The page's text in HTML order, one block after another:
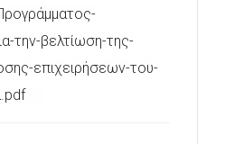
την-βελτίωση-της-
επιχειρήσεων-του-